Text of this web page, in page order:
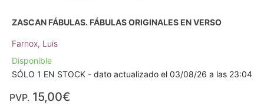
ZASCAN FÁBULAS. FÁBULAS ORIGINALES EN VERSO
Farnox, Luis
Disponible
SÓLO 1 EN STOCK - dato actualizado el 03/08/26 a las 23:04
PVP. 15,00€